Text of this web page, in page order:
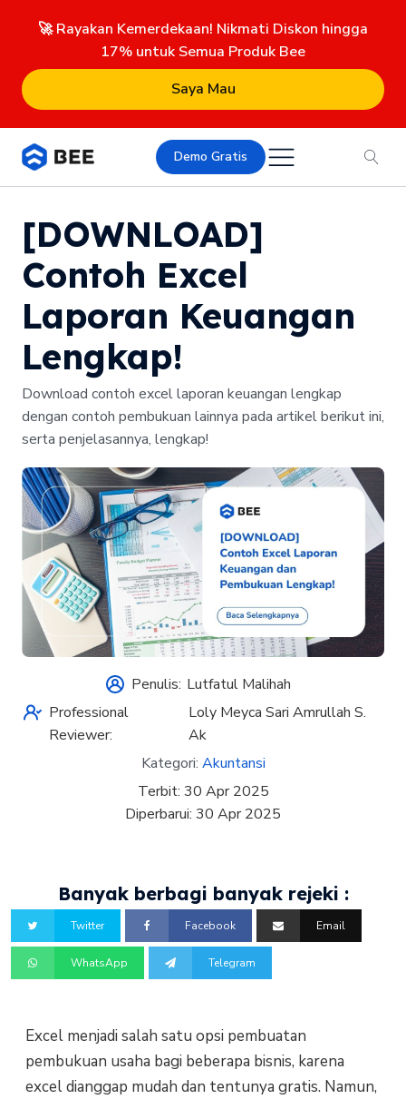
🚀 Rayakan Kemerdekaan! Nikmati Diskon hingga
17% untuk Semua Produk Bee
Saya Mau
Demo Gratis
[DOWNLOAD]
Contoh Excel
Laporan Keuangan
Lengkap!
Download contoh excel laporan keuangan lengkap
dengan contoh pembukuan lainnya pada artikel berikut ini,
serta penjelasannya, lengkap!
Penulis: Lutfatul Malihah
Professional
Reviewer:
Loly Meyca Sari Amrullah S.
Ak
Kategori: Akuntansi
Terbit: 30 Apr 2025
Diperbarui: 30 Apr 2025
Banyak berbagi banyak rejeki :
Twitter Facebook Email
WhatsApp Telegram
Excel menjadi salah satu opsi pembuatan
pembukuan usaha bagi beberapa bisnis, karena
excel dianggap mudah dan tentunya gratis. Namun,